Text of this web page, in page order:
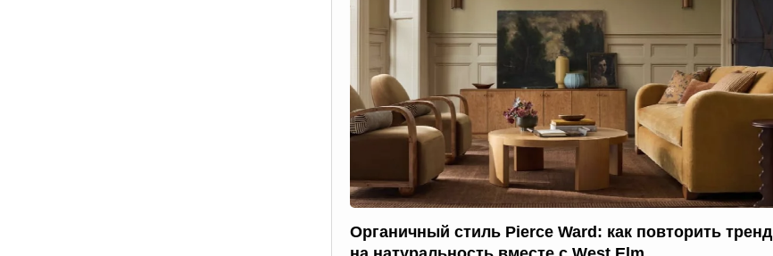
Органичный стиль Pierce Ward: как повторить тренд